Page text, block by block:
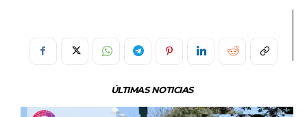
ÚLTIMAS NOTICIAS